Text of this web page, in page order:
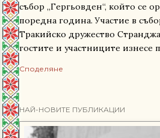
събор „Гергьовден“, който се
поредна година. Участие в
Тракийско дружество
гостите и участниците изнесе
празнични дни ще си
популяризиращи бългаската
нашето многообразие на
Споделяне
НАЙ-НОВИТЕ ПУБЛИКАЦИИ